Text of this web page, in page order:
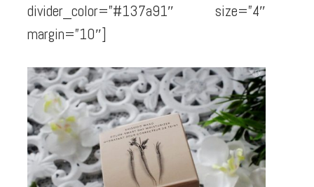
divider_color=”#137a91″ size=”4″
margin=”10″]